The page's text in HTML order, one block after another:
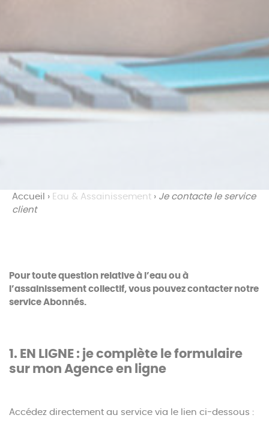
Accueil › Eau & Assainissement › Je contacte le service
client
Pour toute question relative à l’eau ou à
l’assainissement collectif, vous pouvez contacter notre
service Abonnés.
1. EN LIGNE : je complète le formulaire
sur mon Agence en ligne
Accédez directement au service via le lien ci-dessous :